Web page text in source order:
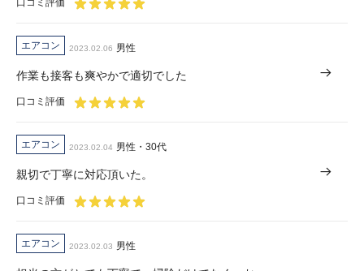
口コミ評価
エアコン 2023.02.06 男性
作業も接客も爽やかで適切でした
口コミ評価
エアコン 2023.02.04 男性・30代
親切で丁寧に対応頂いた。
口コミ評価
エアコン 2023.02.03 男性